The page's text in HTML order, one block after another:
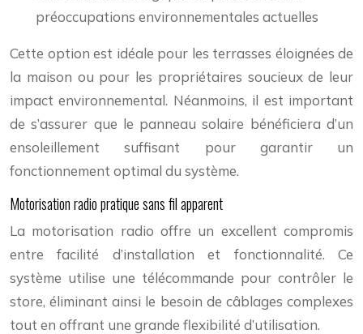
préoccupations environnementales actuelles
Cette option est idéale pour les terrasses éloignées de
la maison ou pour les propriétaires soucieux de leur
impact environnemental. Néanmoins, il est important
de s’assurer que le panneau solaire bénéficiera d’un
ensoleillement suffisant pour garantir un
fonctionnement optimal du système.
Motorisation radio pratique sans fil apparent
La motorisation radio offre un excellent compromis
entre facilité d’installation et fonctionnalité. Ce
système utilise une télécommande pour contrôler le
store, éliminant ainsi le besoin de câblages complexes
tout en offrant une grande flexibilité d’utilisation.